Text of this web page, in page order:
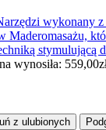
wykonany
Maderomasażu,
stymulującą
wynosiła:
z ulubionych